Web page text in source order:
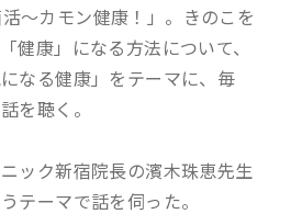
～カモン健康！」。きのこを
健康」になる方法について、
なる健康」をテーマに、毎
を聴く。
ック新宿院長の濱木珠恵先生
テーマで話を伺った。